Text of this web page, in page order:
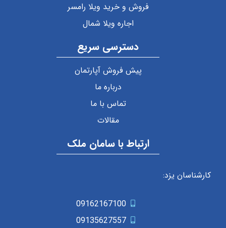
فروش و خرید ویلا رامسر
اجاره ویلا شمال
دسترسی سریع
پیش فروش آپارتمان
درباره ما
تماس با ما
مقالات
ارتباط با سامان ملک
کارشناسان یزد:
09162167100
09135627557